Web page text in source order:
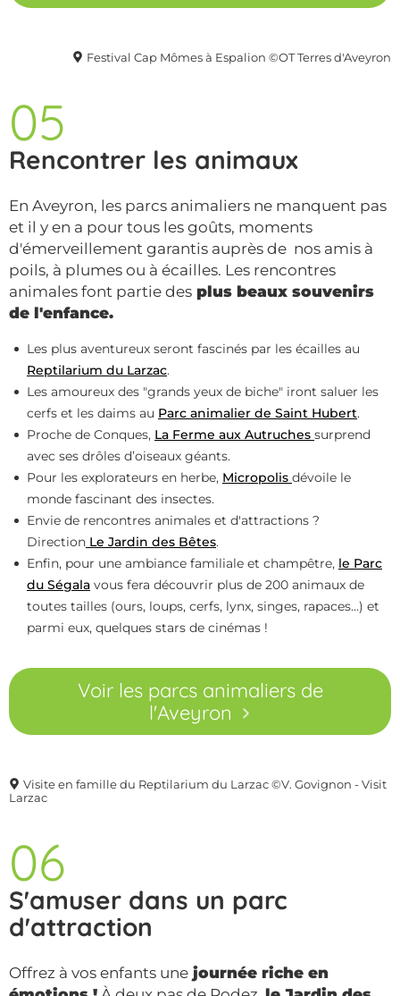
Festival Cap Mômes à Espalion ©OT Terres d'Aveyron
Visite en famille du Reptilarium du Larzac ©V. Govignon - Visit
Larzac
05
Rencontrer les animaux
En Aveyron, les parcs animaliers ne manquent pas
et il y en a pour tous les goûts, moments
d'émerveillement garantis auprès de nos amis à
poils, à plumes ou à écailles. Les rencontres
animales font partie des plus beaux souvenirs
de l'enfance.
Les plus aventureux seront fascinés par les écailles au
Reptilarium du Larzac.
Les amoureux des "grands yeux de biche" iront saluer les
cerfs et les daims au Parc animalier de Saint Hubert.
Proche de Conques, La Ferme aux Autruches surprend
avec ses drôles d’oiseaux géants.
Pour les explorateurs en herbe, Micropolis dévoile le
monde fascinant des insectes.
Envie de rencontres animales et d'attractions ?
Direction Le Jardin des Bêtes.
Enfin, pour une ambiance familiale et champêtre, le Parc
du Ségala vous fera découvrir plus de 200 animaux de
toutes tailles (ours, loups, cerfs, lynx, singes, rapaces...) et
parmi eux, quelques stars de cinémas !
Voir les parcs animaliers de
l'Aveyron
06
S'amuser dans un parc
d'attraction
Offrez à vos enfants une journée riche en